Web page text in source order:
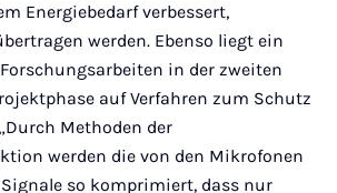
Energiebedarf verbessert,
werden. Ebenso liegt ein
in der zweiten
auf Verfahren zum Schutz
Methoden der
werden die von den Mikrofonen
so komprimiert, dass nur